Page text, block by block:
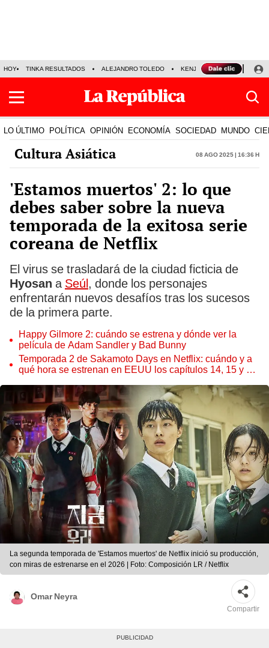
HOY TINKA RESULTADOS ALEJANDRO TOLEDO KENJI FUJIMORI
LO ÚLTIMO POLÍTICA OPINIÓN ECONOMÍA SOCIEDAD MUNDO
Cultura Asiática 08 Ago 2025 | 16:36 h
'Estamos muertos' 2: lo que
debes saber sobre la nueva
temporada de la exitosa serie
coreana de Netflix
El virus se trasladará de la ciudad ficticia de
Hyosan a Seúl, donde los personajes
enfrentarán nuevos desafíos tras los sucesos
de la primera parte.
Happy Gilmore 2: cuándo se estrena y dónde ver la
película de Adam Sandler y Bad Bunny
Temporada 2 de Sakamoto Days en Netflix: cuándo y a
qué hora se estrenan en EEUU los capítulos 14, 15 y 16
La segunda temporada de 'Estamos muertos' de Netflix inició su producción,
con miras de estrenarse en el 2026 | Foto: Composición LR / Netflix
Omar Neyra
Compartir